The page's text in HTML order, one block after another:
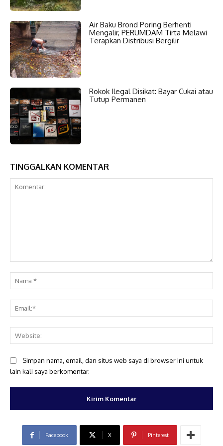
Air Baku Brond Poring Berhenti
Mengalir, PERUMDAM Tirta Melawi
Terapkan Distribusi Bergilir
Rokok Ilegal Disikat: Bayar Cukai atau
Tutup Permanen
TINGGALKAN KOMENTAR
Simpan nama, email, dan situs web saya di browser ini untuk
lain kali saya berkomentar.
Facebook X Pinterest